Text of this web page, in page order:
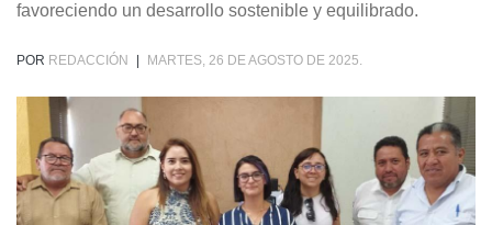
favoreciendo un desarrollo sostenible y equilibrado.
POR REDACCIÓN MARTES, 26 DE AGOSTO DE 2025.